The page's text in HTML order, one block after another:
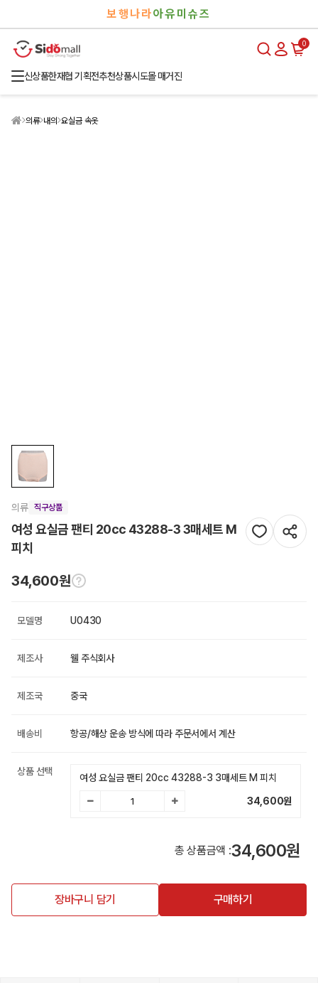
보행나라아유미슈즈
0
신상품한재협 기획전추천상품시도몰 매거진
의류 내의 요실금 속옷
의류 직구상품
여성 요실금 팬티 20cc 43288-3 3매세트 M
피치
34,600원
모델명 U0430
제조사 웰 주식회사
제조국 중국
배송비 항공/해상 운송 방식에 따라 주문서에서 계산
상품 선택
여성 요실금 팬티 20cc 43288-3 3매세트 M 피치
34,600원
총 상품금액 :34,600원
장바구니 담기 구매하기